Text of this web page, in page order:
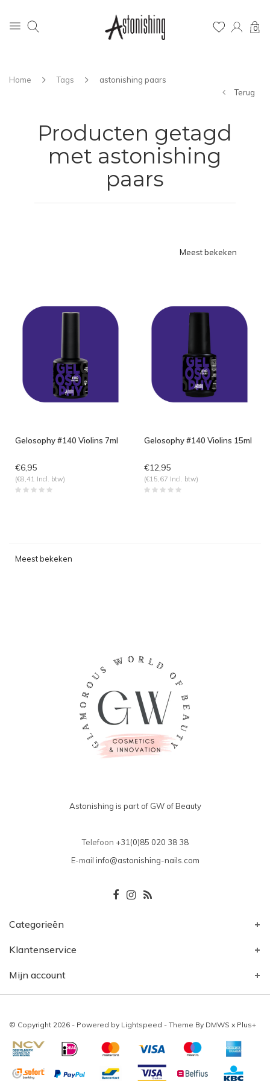
0
Home Tags
astonishing paars
Terug
Producten getagd
met astonishing
paars
Meest bekeken
Gelosophy #140 Violins 7ml
€6,95
(€8,41 Incl. btw)
Gelosophy #140 Violins 15ml
€12,95
(€15,67 Incl. btw)
Meest bekeken
Astonishing is part of GW of Beauty
Telefoon +31(0)85 020 38 38
E-mail info@astonishing-nails.com
Categorieën
Klantenservice
Mijn account
© Copyright 2026 - Powered by Lightspeed - Theme By DMWS x Plus+